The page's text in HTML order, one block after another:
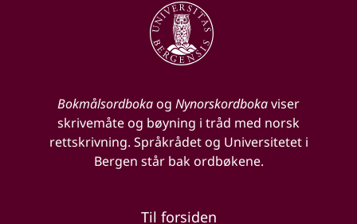
Bokmålsordbokaog Nynorskordbokaviser
skrivemåte og bøyning i tråd med norsk
rettskrivning. Språkrådet og Universitetet i
Bergen står bak ordbøkene.
Til forsiden